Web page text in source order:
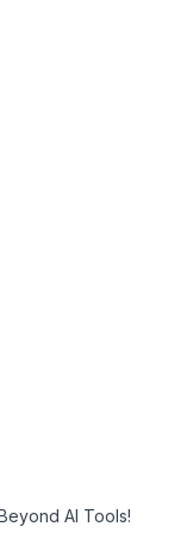
AI Tools!